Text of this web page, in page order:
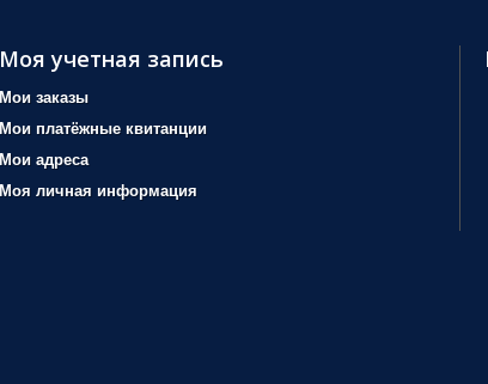
Моя учетная запись
Мои заказы
Мои платёжные квитанции
Мои адреса
Моя личная информация